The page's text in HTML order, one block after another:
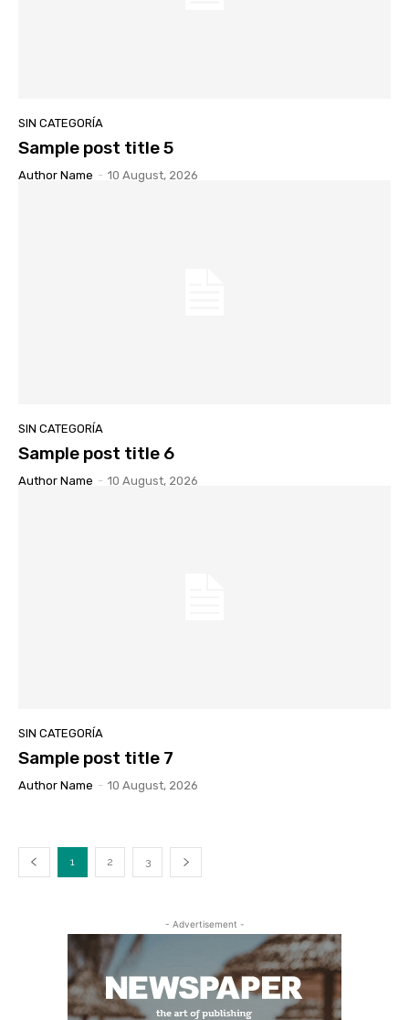
SIN CATEGORÍA
Sample post title 5
Author Name - 10 August, 2026
SIN CATEGORÍA
Sample post title 6
Author Name - 10 August, 2026
SIN CATEGORÍA
Sample post title 7
Author Name - 10 August, 2026
1 2 3
- Advertisement -